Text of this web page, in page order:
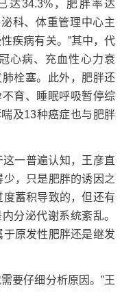
34.3%，肥胖率达
科、体重管理中心主
疾病有关。”其中，代
心病、充血性心力衰
栓塞。此外，肥胖还
育、睡眠呼吸暂停综
及13种癌症也与肥胖
一普遍认知，王彦直
，只是肥胖的诱因之
蓄积导致的，但还有
分泌代谢系统紊乱。
原发性肥胖还是继发
要仔细分析原因。”王